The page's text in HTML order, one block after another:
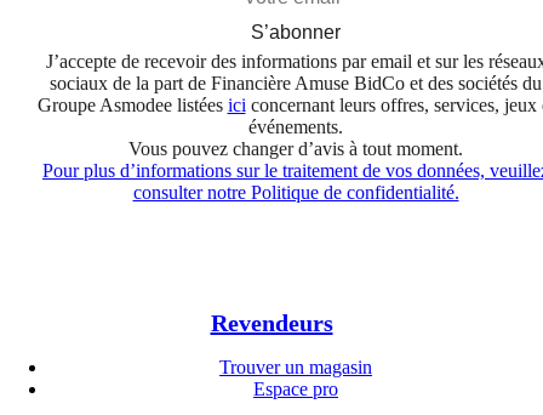
S’abonner
J’accepte de recevoir des informations par email et sur les
sociaux de la part de Financière Amuse BidCo et des sociétés du
Groupe Asmodee listées ici concernant leurs offres, services, jeux
événements.
Vous pouvez changer d’avis à tout moment.
Pour plus d’informations sur le traitement de vos données,
consulter notre Politique de confidentialité.
Revendeurs
Trouver un magasin
Espace pro